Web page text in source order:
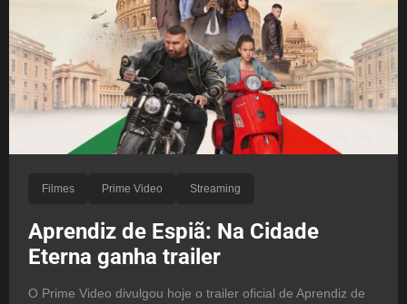
Filmes Prime Video Streaming
Aprendiz de Espiã: Na Cidade
Eterna ganha trailer
O Prime Video divulgou hoje o trailer oficial de Aprendiz de